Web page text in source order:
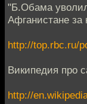
"Б.Обама
Афганистане за
http://top.rbc.ru/
Википедия про
http://